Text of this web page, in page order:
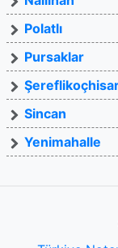
Polatlı
Pursaklar
Sincan
Yenimahalle